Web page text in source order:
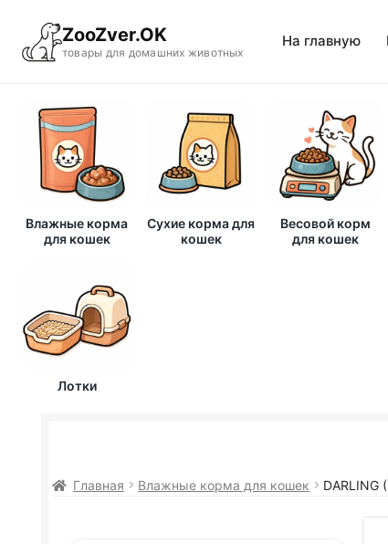
ZooZver.OK
товары для домашних животных
На главную
Влажные корма
для кошек
Сухие корма для
кошек
Весовой корм
для кошек
Лотки
Главная Влажные корма для кошек